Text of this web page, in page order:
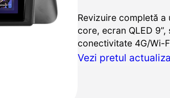
Revizuire completă
core, ecran QLED 9”,
conectivitate 4G/Wi-
Vezi pretul